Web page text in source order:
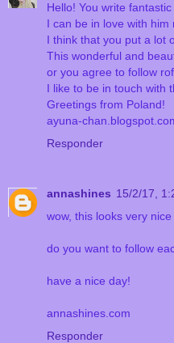
Hello! You write fantastic
I can be in love with him
I think that you put a lot
This wonderful and
or you agree to follow
I like to be in touch with
Greetings from Poland!
ayuna-
Responder
annashines 15/2/17,
wow, this looks very nice
do you want to follow
have a nice day!
annashines.com
Responder